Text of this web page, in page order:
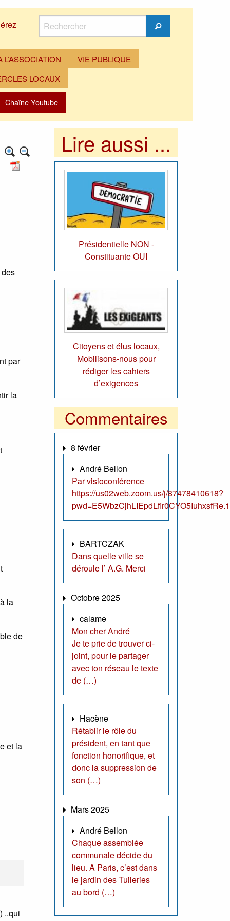
Rechercher
Rechercher
VIE PUBLIQUE
LOCAUX
Chaîne Youtube
par
la
la
de
et la
..qui
Lire aussi ...
Présidentielle NON -
Constituante OUI
Citoyens et élus locaux,
Mobilisons-nous pour
rédiger les cahiers
d’exigences
Commentaires
8 février
André Bellon
Par visioconférence
https://us02web.zoom.us/j/87478410618?
BARTCZAK
Dans quelle ville se
déroule l’ A.G. Merci
Octobre 2025
calame
Mon cher André
Je te prie de trouver ci-
joint, pour le partager
avec ton réseau le texte
de (…)
Hacène
Rétablir le rôle du
président, en tant que
fonction honorifique, et
donc la suppression de
son (…)
Mars 2025
André Bellon
Chaque assemblée
communale décide du
lieu. A Paris, c’est dans
le jardin des Tuileries
au bord (…)